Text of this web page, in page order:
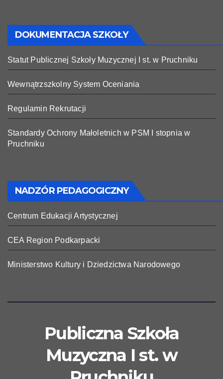
DOKUMENTACJA SZKOŁY
Statut Publicznej Szkoły Muzycznej I st. w Pruchniku
Wewnątrzszkolny System Oceniania
Regulamin Rekrutacji
Standardy Ochrony Małoletnich w PSM I stopnia w
Pruchniku
NADZÓR PEDAGOGICZNY
Centrum Edukacji Artystycznej
CEA Region Podkarpacki
Ministerstwo Kultury i Dziedzictwa Narodowego
Publiczna Szkoła
Muzyczna I st. w